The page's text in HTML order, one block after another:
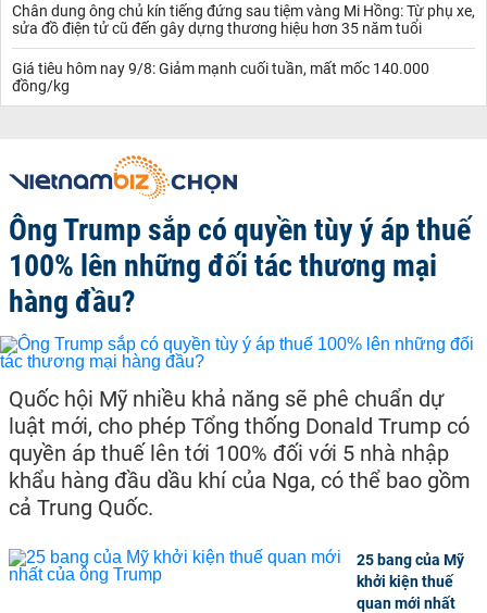
Chân dung ông chủ kín tiếng đứng sau tiệm vàng Mi Hồng: Từ phụ xe,
sửa đồ điện tử cũ đến gây dựng thương hiệu hơn 35 năm tuổi
Giá tiêu hôm nay 9/8: Giảm mạnh cuối tuần, mất mốc 140.000
đồng/kg
Ông Trump sắp có quyền tùy ý áp thuế
100% lên những đối tác thương mại
hàng đầu?
Quốc hội Mỹ nhiều khả năng sẽ phê chuẩn dự
luật mới, cho phép Tổng thống Donald Trump có
quyền áp thuế lên tới 100% đối với 5 nhà nhập
khẩu hàng đầu dầu khí của Nga, có thể bao gồm
cả Trung Quốc.
25 bang của Mỹ
khởi kiện thuế
quan mới nhất